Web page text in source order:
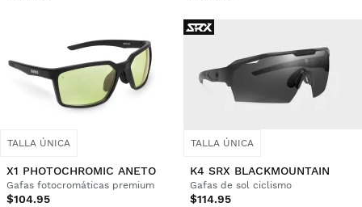
TALLA ÚNICA
X1 PHOTOCHROMIC ANETO
Gafas fotocromáticas premium
$104.95
TALLA ÚNICA
K4 SRX BLACKMOUNTAIN
Gafas de sol ciclismo
$114.95